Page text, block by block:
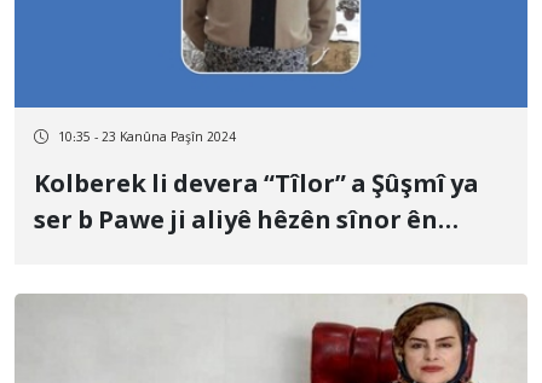
10:35 - 23 Kanûna Paşîn 2024
Kolberek li devera “Tîlor” a Şûşmî ya
ser b Pawe ji aliyê hêzên sînor ên